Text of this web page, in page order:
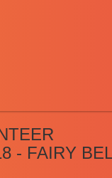
- FAIRY